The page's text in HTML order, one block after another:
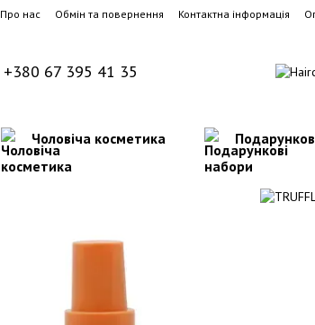
Про нас Обмін та повернення Контактна інформація
+380 67 395 41 35
Чоловіча косметика